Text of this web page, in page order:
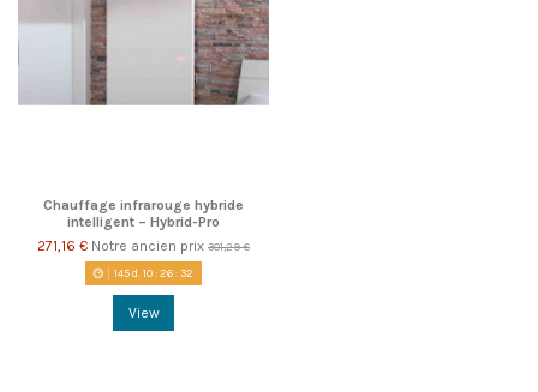
Chauffage infrarouge hybride
intelligent – Hybrid-Pro
271,16 € Notre ancien prix 301,29 €
145d. 10:26:32
View